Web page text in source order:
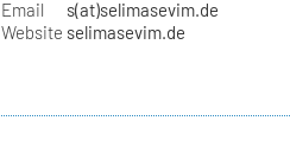
Email
s(at)selimasevim.de
Website selimasevim.de